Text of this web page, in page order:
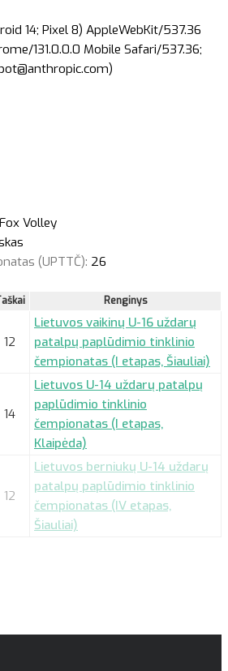
14; Pixel 8) AppleWebKit/537.36
131.0.0.0 Mobile Safari/537.36;
Fox Volley
(UPTTČ): 26
Renginys
12
Lietuvos vaikinų U-16 uždarų
patalpų paplūdimio tinklinio
čempionatas (I etapas, Šiauliai)
14
Lietuvos U-14 uždarų patalpų
paplūdimio tinklinio
čempionatas (I etapas,
Klaipėda)
12
Lietuvos berniukų U-14 uždarų
patalpų paplūdimio tinklinio
čempionatas (IV etapas,
Šiauliai)